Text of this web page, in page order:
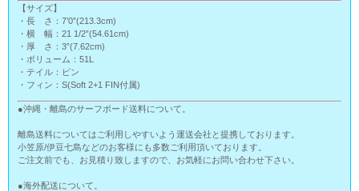
【サイズ】
・長 さ：7’0”(213.3cm)
・横 幅：21 1/2”(54.61cm)
・厚 さ：3”(7.62cm)
・ボリューム：51L
・テイル：ピン
・フィン：S(Soft 2+1 FIN付属)
●沖縄・離島のサーフボード送料について。
離島送料についてはご利用しやすいよう運送会社と提携しております。
小笠原/伊豆七島などのお客様にも多数ご利用頂いております。
ご注文前でも、お見積り致しますので、お気軽にお問い合わせ下さい。
●海外配送について。